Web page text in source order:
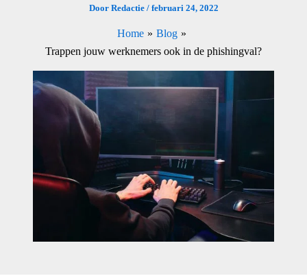
Door Redactie / februari 24, 2022
Home
Blog
Trappen jouw werknemers ook in de phishingval?